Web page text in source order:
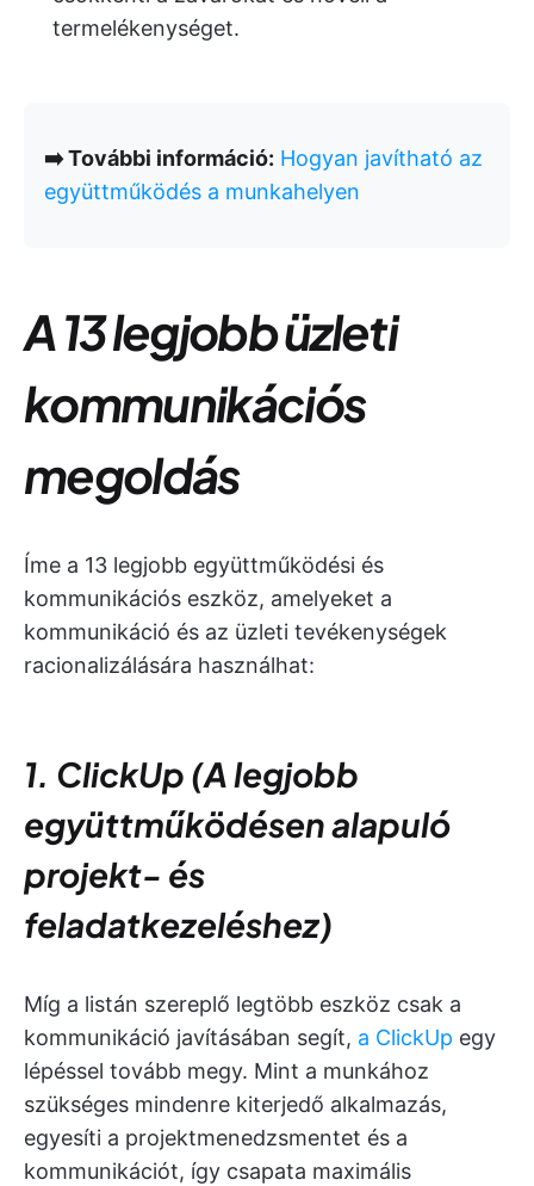
termelékenységet.
➡️ További információ: Hogyan javítható az
együttműködés a munkahelyen
A 13 legjobb üzleti
kommunikációs
megoldás
Íme a 13 legjobb együttműködési és
kommunikációs eszköz, amelyeket a
kommunikáció és az üzleti tevékenységek
racionalizálására használhat:
1. ClickUp (A legjobb
együttműködésen alapuló
projekt- és
feladatkezeléshez)
Míg a listán szereplő legtöbb eszköz csak a
kommunikáció javításában segít, a ClickUp egy
lépéssel tovább megy. Mint a munkához
szükséges mindenre kiterjedő alkalmazás,
egyesíti a projektmenedzsmentet és a
kommunikációt, így csapata maximális